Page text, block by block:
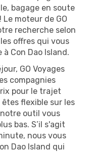
bagage en soute
moteur de GO
recherche selon
offres qui vous
Con Dao Island.
GO Voyages
compagnies
pour le trajet
flexible sur les
outil vous
bas. S’il s'agit
nous vous
Dao Island qui